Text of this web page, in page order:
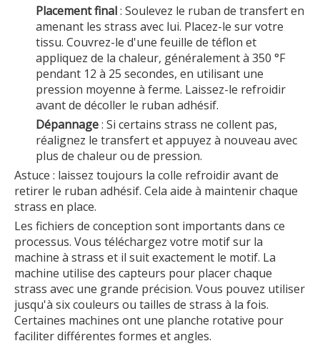
Placement final: Soulevez le ruban de transfert en
amenant les strass avec lui. Placez-le sur votre
tissu. Couvrez-le d'une feuille de téflon et
appliquez de la chaleur, généralement à 350 °F
pendant 12 à 25 secondes, en utilisant une
pression moyenne à ferme. Laissez-le refroidir
avant de décoller le ruban adhésif.
Dépannage: Si certains strass ne collent pas,
réalignez le transfert et appuyez à nouveau avec
plus de chaleur ou de pression.
Astuce : laissez toujours la colle refroidir avant de
retirer le ruban adhésif. Cela aide à maintenir chaque
strass en place.
Les fichiers de conception sont importants dans ce
processus. Vous téléchargez votre motif sur la
machine à strass et il suit exactement le motif. La
machine utilise des capteurs pour placer chaque
strass avec une grande précision. Vous pouvez utiliser
jusqu'à six couleurs ou tailles de strass à la fois.
Certaines machines ont une planche rotative pour
faciliter différentes formes et angles.